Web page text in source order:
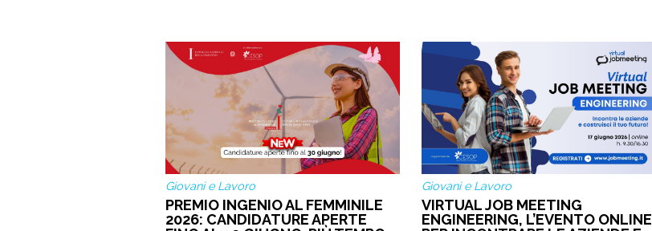
Giovani e Lavoro
PREMIO INGENIO AL FEMMINILE
2026: CANDIDATURE APERTE
Giovani e Lavoro
VIRTUAL JOB MEETING
ENGINEERING, L’EVENTO ONLINE